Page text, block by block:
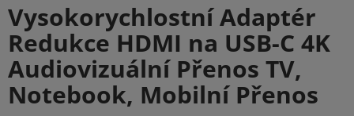
Vysokorychlostní Adaptér
Redukce HDMI na USB-C 4K
Audiovizuální Přenos TV,
Notebook, Mobilní Přenos